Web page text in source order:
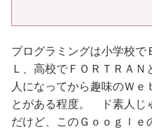
プログラミングは小学校で
Ｌ、高校でＦＯＲＴＲＡ
人になってから趣味のＷ
とがある程度。 ド素人じ
だけど、このＧｏｏｇｌ